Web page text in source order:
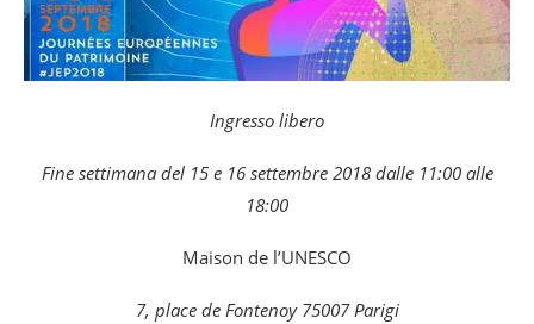
Ingresso libero
Fine settimana del 15 e 16 settembre 2018 dalle 11:00 alle
18:00
Maison de l’UNESCO
7, place de Fontenoy 75007 Parigi